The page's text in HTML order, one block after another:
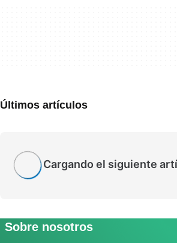
Últimos artículos
Cargando el siguiente
Sobre nosotros